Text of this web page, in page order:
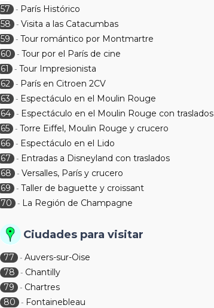
57
- París Histórico
58
-Visita a las Catacumbas
59
- Tour romántico por Montmartre
60
- Tour por el París de cine
61
- Tour Impresionista
62 - París en Citroen 2CV
63
- Espectáculo en el Moulin Rouge
64 - Espectáculo en el Moulin Rouge con traslados
65 - Torre Eiffel, Moulin Rouge y crucero
66 - Espectáculo en el Lido
67
- Entradas a Disneyland con traslados
68
-Versalles, París y crucero
69
- Taller de baguette y croissant
70
- La Región de Champagne
Ciudades para visitar
77 -Auvers-sur-Oise
78
- Chantilly
79
- Chartres
80
- Fontainebleau